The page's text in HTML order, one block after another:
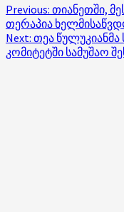
Post
navigation
Previous: თიანეთში,
თერაპია
Next: თეა
კომიტეტში სამუშაო